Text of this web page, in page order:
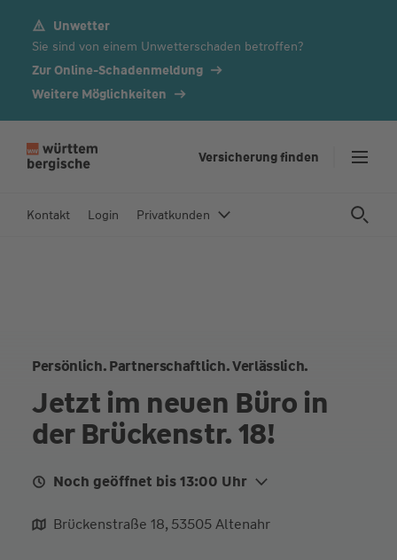
Unwetter
Sie sind von einem Unwetterschaden betroffen?
Zur Online-Schadenmeldung
Weitere Möglichkeiten
ri
Versicherung finden
Kontakt Login Privatkunden
Persönlich. Partnerschaftlich. Verlässlich.
Jetzt im neuen Büro in
der Brückenstr. 18!
Noch geöffnet bis 13:00 Uhr
Mo.
09:00 - 13:00
Brückenstraße 18, 53505 Altenahr